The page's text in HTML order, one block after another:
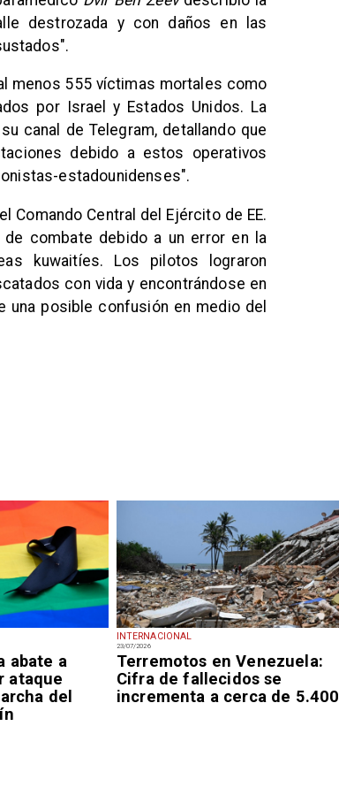
abate a
ataque
del
INTERNACIONAL
23/07/2026
Terremotos en Venezuela:
Cifra de fallecidos se
incrementa a cerca de 5.400
destrozada y con daños en las
menos 555 víctimas mortales como
por Israel y Estados Unidos. La
canal de Telegram, detallando que
debido a estos operativos
estadounidenses".
Comando Central del Ejército de EE.
combate debido a un error en la
kuwaitíes. Los pilotos lograron
con vida y encontrándose en
posible confusión en medio del